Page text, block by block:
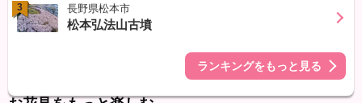
3 長野県松本市
松本弘法山古墳
ランキングをもっと見る